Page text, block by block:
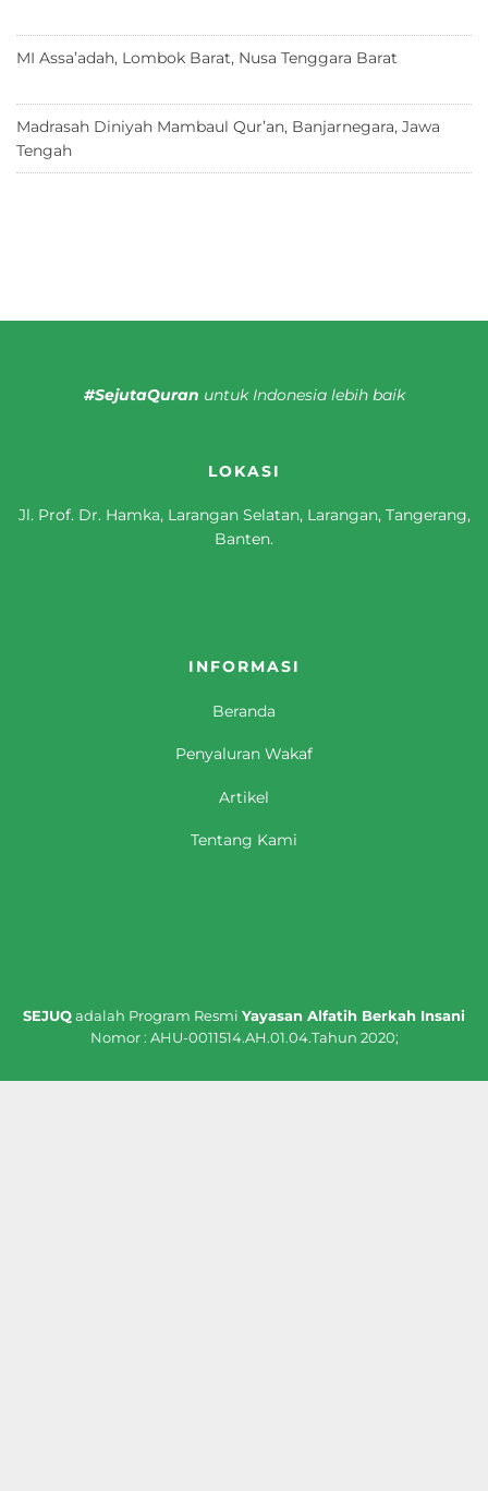
MI Assa’adah, Lombok Barat, Nusa Tenggara Barat
Madrasah Diniyah Mambaul Qur’an, Banjarnegara, Jawa
Tengah
#SejutaQuran untuk Indonesia lebih baik
LOKASI
Jl. Prof. Dr. Hamka, Larangan Selatan, Larangan, Tangerang,
Banten.
INFORMASI
Beranda
Penyaluran Wakaf
Artikel
Tentang Kami
SEJUQadalah Program Resmi Yayasan Alfatih Berkah Insani
Nomor : AHU-0011514.AH.01.04.Tahun 2020;